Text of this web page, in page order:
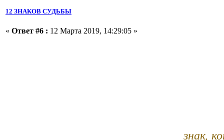
12 ЗНАКОВ СУДЬБЫ
« Ответ #6 : 12 Марта 2019, 14:29:05 »
знак,